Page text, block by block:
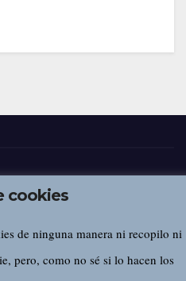
| Tema:
cookies
de ninguna manera ni recopilo ni
pero, como no sé si lo hacen los